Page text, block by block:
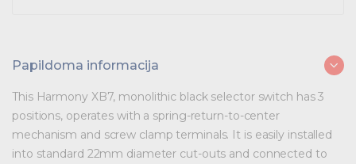
Skydai ir papildoma įranga
Tvirtinimas ir izoliacija
Variklių valdymas
Litavimo įranga
Papildoma informacija
This Harmony XB7, monolithic black selector switch has 3
positions, operates with a spring-return-to-center
mechanism and screw clamp terminals. It is easily installed
into standard 22mm diameter cut-outs and connected to